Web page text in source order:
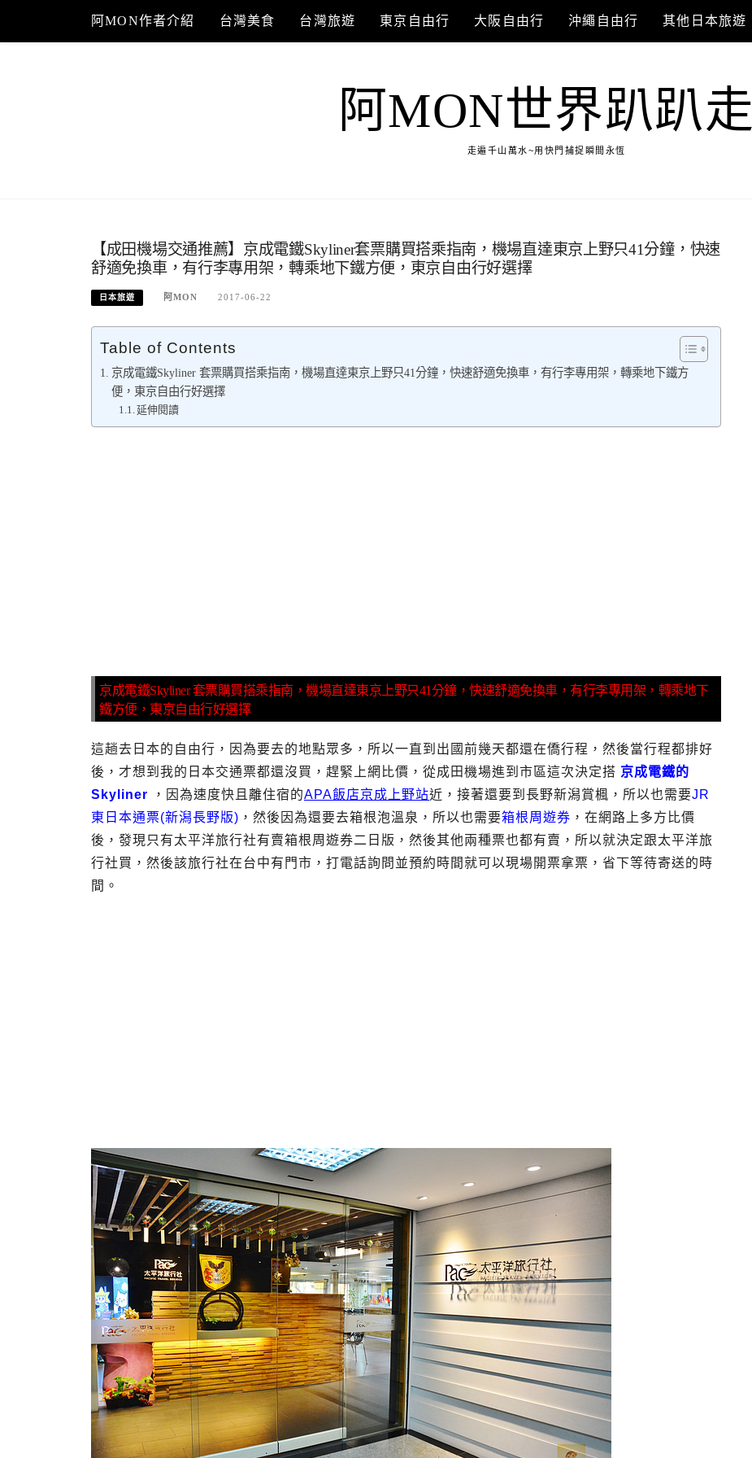
content
阿MON作者介紹 台灣美食 台灣旅遊 東京自由行 大阪自由行 沖繩自由行 其他日本旅遊
阿MON世界趴趴走
走遍千山萬水~用快門捕捉瞬間永恆
【成田機場交通推薦】京成電鐵Skyliner套票購買搭乘指南，機場直達東京上野只41分鐘，快速
舒適免換車，有行李專用架，轉乘地下鐵方便，東京自由行好選擇
日本旅遊 阿MON 2017-06-22
Table of Contents
京成電鐵Skyliner 套票購買搭乘指南，機場直達東京上野只41分鐘，快速舒適免換車，有行李專用架，轉乘地下鐵方
便，東京自由行好選擇
延伸閱讀
京成電鐵Skyliner 套票購買搭乘指南，機場直達東京上野只41分鐘，快速舒適免換車，有行李專用架，轉乘地下
鐵方便，東京自由行好選擇
這趟去日本的自由行，因為要去的地點眾多，所以一直到出國前幾天都還在僑行程，然後當行程都排好
後，才想到我的日本交通票都還沒買，趕緊上網比價，從成田機場進到市區這次決定搭 京成電鐵的
Skyliner
，因為速度快且離住宿的APA飯店京成上野站近，接著還要到長野新潟賞楓，所以也需要JR
東日本通票(新潟長野版) ，然後因為還要去箱根泡溫泉，所以也需要箱根周遊券 ，在網路上多方比價
後，發現只有太平洋旅行社有賣箱根周遊券二日版，然後其他兩種票也都有賣，所以就決定跟太平洋旅
行社買，然後該旅行社在台中有門市，打電話詢問並預約時間就可以現場開票拿票，省下等待寄送的時
間。